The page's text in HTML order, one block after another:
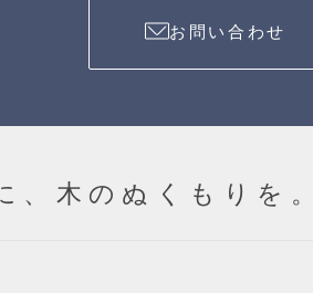
お問い合わせ
、木のぬくもりを。